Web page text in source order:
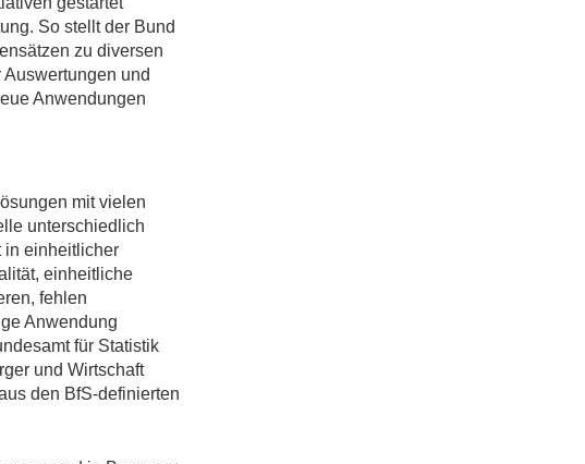
So stellt der Bund
zu diversen
und
Anwendungen
mit vielen
unterschiedlich
in einheitlicher
einheitliche
fehlen
Anwendung
für Statistik
und Wirtschaft
den BfS-definierten